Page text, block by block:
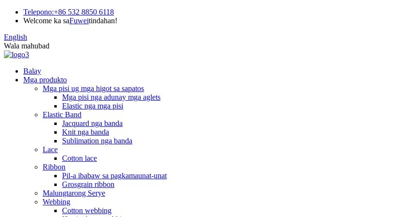
Telepono:+86 532 8850 6118
Welcome ka saFuweitindahan!
English
Wala mahubad
Balay
Mga produkto
Mga pisi ug mga higot sa sapatos
Mga pisi nga adunay mga aglets
Elastic nga mga pisi
Elastic Band
Jacquard nga banda
Knit nga banda
Sublimation nga banda
Lace
Cotton lace
Ribbon
Pil-a ibabaw sa pagkamaunat-unat
Grosgrain ribbon
Malungtarong Serye
Webbing
Cotton webbing